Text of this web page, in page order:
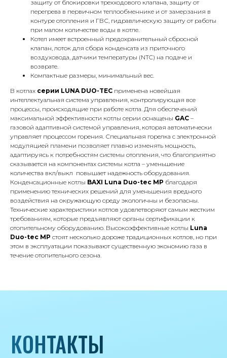
защиту от блокировки трехходового клапана, защиту от
перегрева в первичном теплообменнике и от замерзания в
контуре отопления и ГВС, гидравлическую защиту от работы
при малом количестве воды в котле.
Котел имеет встроенный предохранительный сбросной
клапан, лоток для сбора конденсата из приточного
воздуховода, датчики температуры (NTC) на подаче и
возврате.
Компактные размеры, минимальный вес.
В котлах серии LUNA DUO-TEC применена новейшая
интеллектуальная система управления, контролирующая все
процессы, происходящие при работе котла. Для обеспечений
максимальной эффективности котлы серии оснащены GAC –
газовой адаптивной системой управления, которая автоматически
управляет процессом горения. Специальная горелка с электронной
модуляцией пламени позволяет плавно изменять мощность,
адаптируясь к потребностям системы отопления, что благоприятно
сказывается на компонентах системы котла – уменьшение
количества вкл/выкл повышает надежность оборудования.
Конденсационные котлы BAXI Luna Duo-tec MP благодаря
применению технических решений для уменьшения вредного
воздействия на окружающую среду экологичны и безопасны.
Технические характеристики котлов удовлетворяют самым жестким
требованиям, которые предъявляют органы сертификации к
отопительному оборудованию. Высокоэффективные котлы Luna
Duo-tec MP стоят несколько дороже традиционных котлов, но при
этом в эксплуатации показывают существенную экономию газа в
течение отопительного сезона.
Адрес
Г.Москва Волоколамское шоссе,
71/22к2
Пн-вс с 9:00 до 18:00
Телефон
8 495 233-79-79
Почта
iceicemarket@yandex.ru
8 985 233-79-79
КОНТАКТЫ